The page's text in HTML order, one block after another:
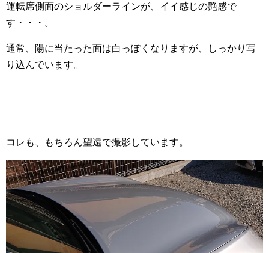
運転席側面のショルダーラインが、イイ感じの艶感で
す・・・。
通常、陽に当たった面は白っぽくなりますが、しっかり写
り込んでいます。
コレも、もちろん望遠で撮影しています。